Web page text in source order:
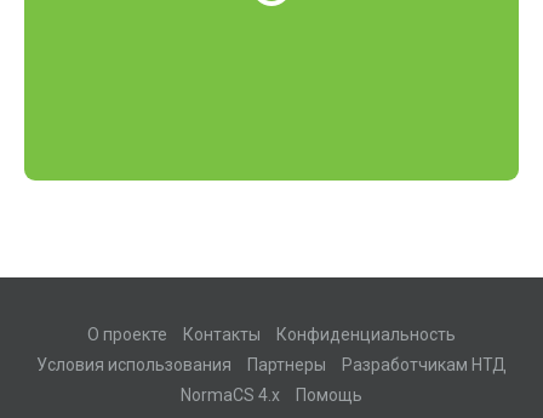
О проекте Контакты
Конфиденциальность
Условия использования
Партнеры
Разработчикам НТД
NormaCS 4.x
Помощь